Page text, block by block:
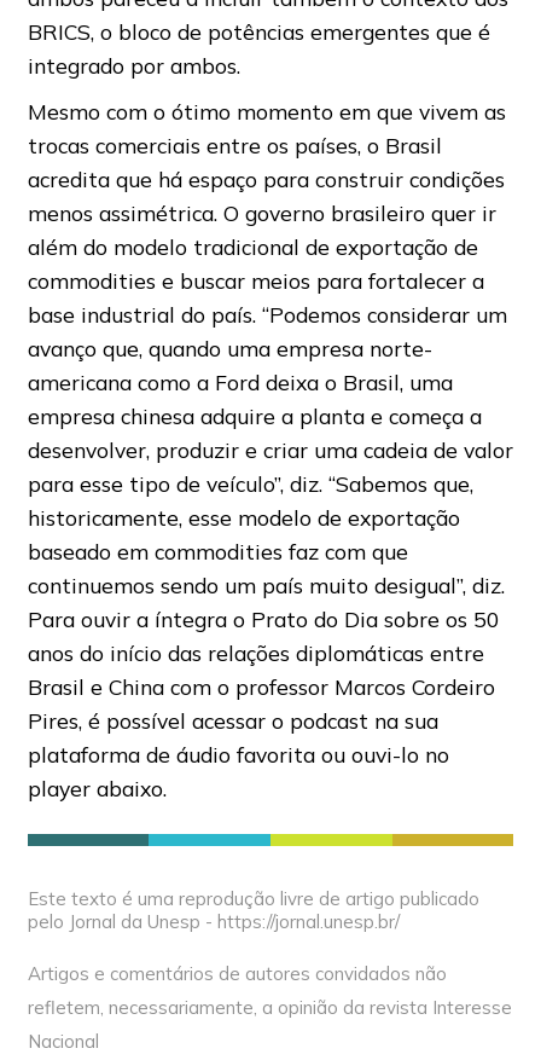
BRICS, o bloco de potências emergentes que é
integrado por ambos.
Mesmo com o ótimo momento em que vivem as
trocas comerciais entre os países, o Brasil
acredita que há espaço para construir condições
menos assimétrica. O governo brasileiro quer ir
além do modelo tradicional de exportação de
commodities e buscar meios para fortalecer a
base industrial do país. “Podemos considerar um
avanço que, quando uma empresa norte-
americana como a Ford deixa o Brasil, uma
empresa chinesa adquire a planta e começa a
desenvolver, produzir e criar uma cadeia de valor
para esse tipo de veículo”, diz. “Sabemos que,
historicamente, esse modelo de exportação
baseado em commodities faz com que
continuemos sendo um país muito desigual”, diz.
Para ouvir a íntegra o Prato do Dia sobre os 50
anos do início das relações diplomáticas entre
Brasil e China com o professor Marcos Cordeiro
Pires, é possível acessar o podcast na sua
plataforma de áudio favorita ou ouvi-lo no
player abaixo.
Este texto é uma reprodução livre de artigo publicado
pelo Jornal da Unesp - https://jornal.unesp.br/
Artigos e comentários de autores convidados não
refletem, necessariamente, a opinião da revista Interesse
Nacional